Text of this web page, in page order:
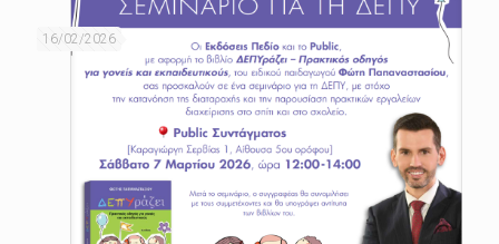
16/02/2026